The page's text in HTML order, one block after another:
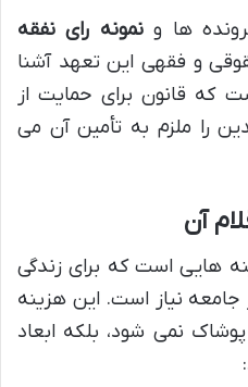
ها ونمونه رای نفقه
و فقهی این تعهد آشنا
که قانون برای حمایت از
را ملزم به تأمین آن می
آن
هایی است که برای زندگی
نیاز است. این هزینه
نمی شود، بلکه ابعاد